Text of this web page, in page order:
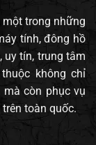
trong những
tính, đông hồ
uy tín, trung tâm
không chỉ
mà còn phục vụ
toàn quốc.